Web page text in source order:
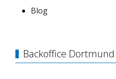
Blog
Backoffice